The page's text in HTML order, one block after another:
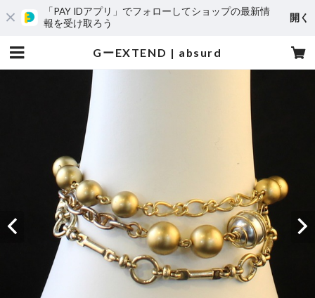
「PAY IDアプリ」でフォローしてショップの最新情
報を受け取ろう
開く
GーEXTEND | absurd